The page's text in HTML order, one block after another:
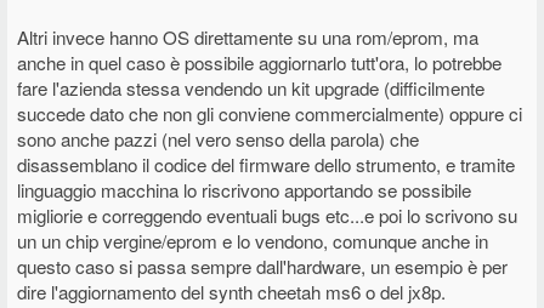
Altri invece hanno OS direttamente su una rom/eprom, ma
anche in quel caso è possibile aggiornarlo tutt'ora, lo potrebbe
fare l'azienda stessa vendendo un kit upgrade (difficilmente
succede dato che non gli conviene commercialmente) oppure ci
sono anche pazzi (nel vero senso della parola) che
disassemblano il codice del firmware dello strumento, e tramite
linguaggio macchina lo riscrivono apportando se possibile
migliorie e correggendo eventuali bugs etc...e poi lo scrivono su
un un chip vergine/eprom e lo vendono, comunque anche in
questo caso si passa sempre dall'hardware, un esempio è per
dire l'aggiornamento del synth cheetah ms6 o del jx8p.